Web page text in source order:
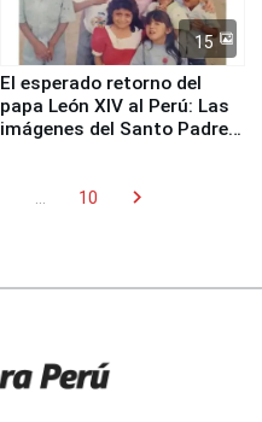
15
El esperado retorno del
papa León XIV al Perú: Las
imágenes del Santo Padre
10 chevron_right